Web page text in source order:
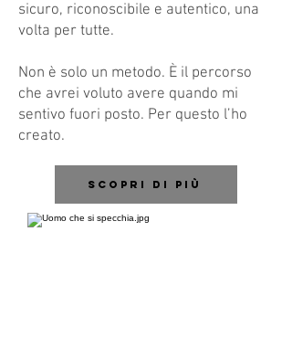
sicuro, riconoscibile e autentico, una
volta per tutte.
Non è solo un metodo. È il percorso
che avrei voluto avere quando mi
sentivo fuori posto. Per questo l’ho
creato.
SCOPRI DI PIù